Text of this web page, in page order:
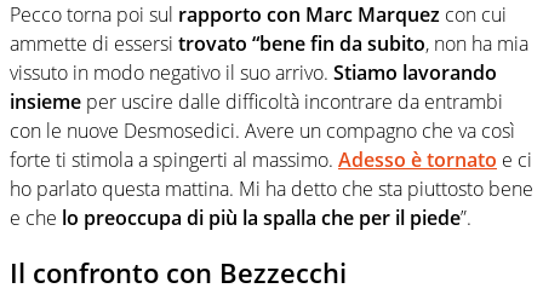
Pecco torna poi sul rapporto con Marc Marquez con cui
ammette di essersi trovato “bene fin da subito, non ha mia
vissuto in modo negativo il suo arrivo. Stiamo lavorando
insieme per uscire dalle difficoltà incontrare da entrambi
con le nuove Desmosedici. Avere un compagno che va così
forte ti stimola a spingerti al massimo. Adesso è tornato e ci
ho parlato questa mattina. Mi ha detto che sta piuttosto bene
e che lo preoccupa di più la spalla che per il piede”.
Il confronto con Bezzecchi